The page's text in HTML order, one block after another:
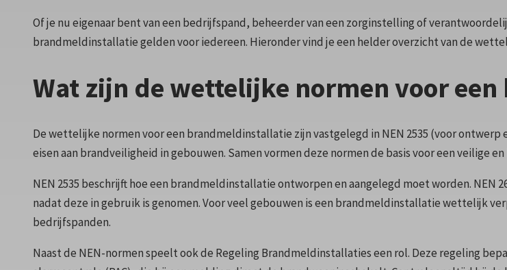
Of je nu eigenaar bent van een bedrijfspand, beheerder van een zorginstelling of
brandmeldinstallatie gelden voor iedereen. Hieronder vind je een helder overzicht van de
Wat zijn de wettelijke normen voor
De wettelijke normen voor een brandmeldinstallatie zijn vastgelegd in NEN 2535 (voor
eisen aan brandveiligheid in gebouwen. Samen vormen deze normen de basis voor een veilige
NEN 2535 beschrijft hoe een brandmeldinstallatie ontworpen en aangelegd moet worden.
nadat deze in gebruik is genomen. Voor veel gebouwen is een brandmeldinstallatie wettelijk
bedrijfspanden.
Naast de NEN-normen speelt ook de Regeling Brandmeldinstallaties een rol. Deze regeling